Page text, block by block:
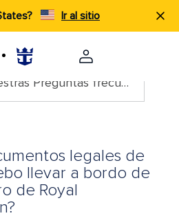
Ir al sitio
Busca en nuestras Preguntas frecuentes
legales de
llevar a bordo de
de Royal